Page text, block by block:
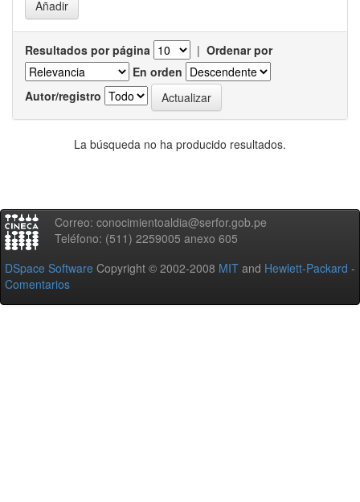
Resultados por página | Ordenar por
En orden
Autor/registro
La búsqueda no ha producido resultados.
Correo: conocimientoaldia@serfor.gob.pe
Teléfono: (511) 2259005 anexo 605
DSpace Software Copyright © 2002-2008 MIT and Hewlett-Packard -
Comentarios